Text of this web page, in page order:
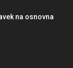
na osnovna